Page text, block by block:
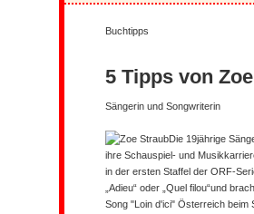
Buchtipps
5 Tipps von Zoe
Sängerin und Songwriterin
Die 19jährige
ihre Schauspiel- und
in der ersten Staffel der ORF-
„Adieu“ oder „Quel filou“und
Song "Loin d'ici" Österreich beim